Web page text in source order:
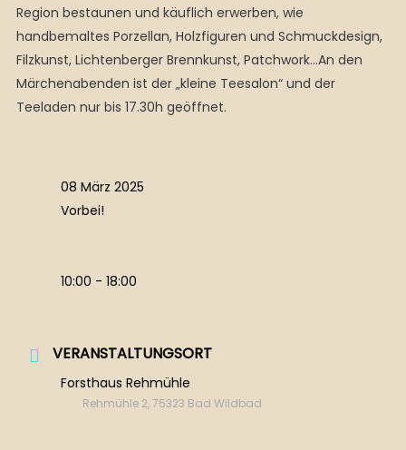
Region bestaunen und käuflich erwerben, wie
handbemaltes Porzellan, Holzfiguren und Schmuckdesign,
Filzkunst, Lichtenberger Brennkunst, Patchwork…An den
Märchenabenden ist der „kleine Teesalon“ und der
Teeladen nur bis 17.30h geöffnet.
08 März 2025
Vorbei!
10:00 - 18:00
VERANSTALTUNGSORT
Forsthaus Rehmühle
Rehmühle 2, 75323 Bad Wildbad